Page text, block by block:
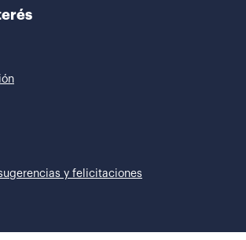
y felicitaciones